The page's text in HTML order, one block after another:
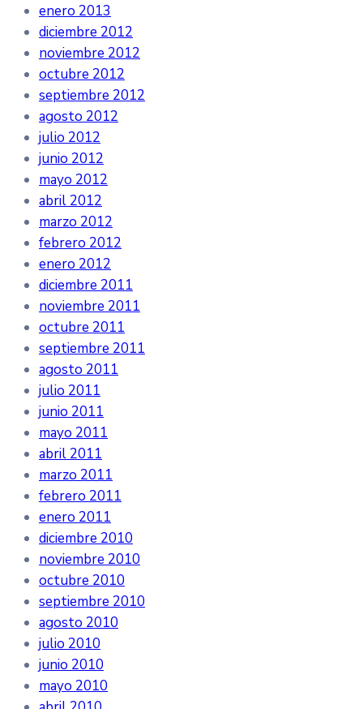
enero 2013
diciembre 2012
noviembre 2012
octubre 2012
septiembre 2012
agosto 2012
julio 2012
junio 2012
mayo 2012
abril 2012
marzo 2012
febrero 2012
enero 2012
diciembre 2011
noviembre 2011
octubre 2011
septiembre 2011
agosto 2011
julio 2011
junio 2011
mayo 2011
abril 2011
marzo 2011
febrero 2011
enero 2011
diciembre 2010
noviembre 2010
octubre 2010
septiembre 2010
agosto 2010
julio 2010
junio 2010
mayo 2010